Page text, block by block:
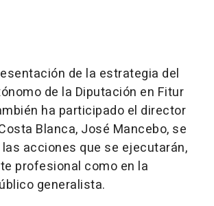
de la estrategia del
de la Diputación en Fitur
ha participado el director
Blanca, José Mancebo, se
acciones que se ejecutarán,
profesional como en la
generalista.